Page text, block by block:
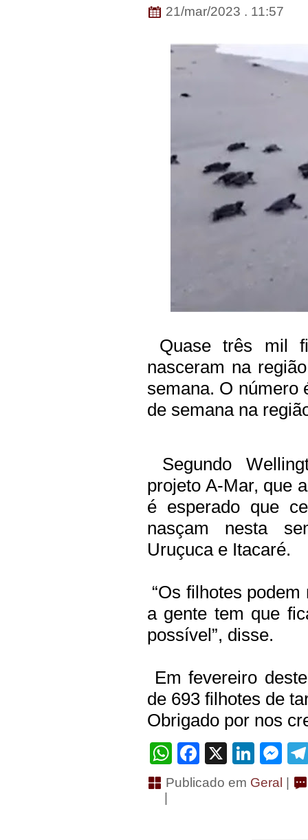
21/mar/2023 . 11:57
Quase três mil
nasceram na
semana. O número
de semana na
Segundo
projeto A-Mar, que
é esperado que
nasçam nesta
Uruçuca e Itacaré.
“Os filhotes
a gente tem que
possível”, disse.
Em fevereiro
de 693 filhotes de
Obrigado por nos
WhatsApp
Facebook
X
Publicado em Geral |